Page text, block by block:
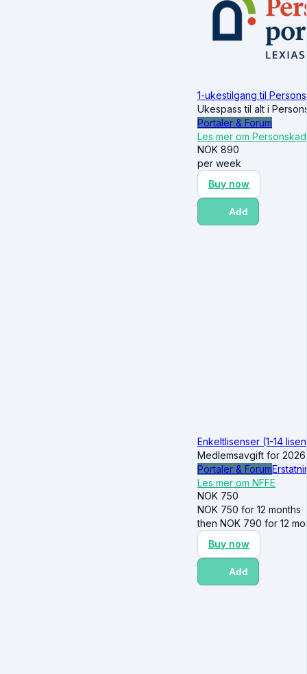
1-ukestilgang til
Ukespass til alt i
Portaler & Forum
Les mer om
NOK 890
per week
Buy now
Add
Enkeltlisenser (1-14
Medlemsavgift for 2026
Portaler & Forum
Les mer om NFFE
NOK 750
NOK 750 for 12 months
then NOK 790 for 12
Buy now
Add